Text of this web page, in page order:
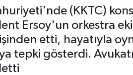
(KKTC)
Ersoy'un orkestra
etti, hayatıyla
tepki gösterdi.